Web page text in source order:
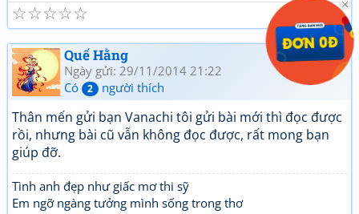
☆
☆
☆
☆
☆
Quế Hằng
Ngày gửi: 29/11/2014 21:22
Có
2 người thích
Thân mến gửi bạn Vanachi tôi gửi bài mới thì đọc được
rồi, nhưng bài cũ vẫn không đọc được, rất mong bạn
giúp đỡ.
Tình anh đẹp như giấc mơ thi sỹ
Em ngỡ ngàng tưởng mình sống trong thơ